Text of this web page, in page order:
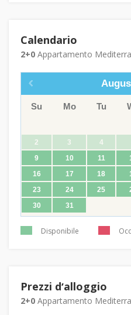
Calendario
2+0 Appartamento
Su Mo Tu
2
3 4
9
10 11
16
17 18
23
24 25
30
31
Disponibile
Prezzi dʼalloggio
2+0 Appartamento